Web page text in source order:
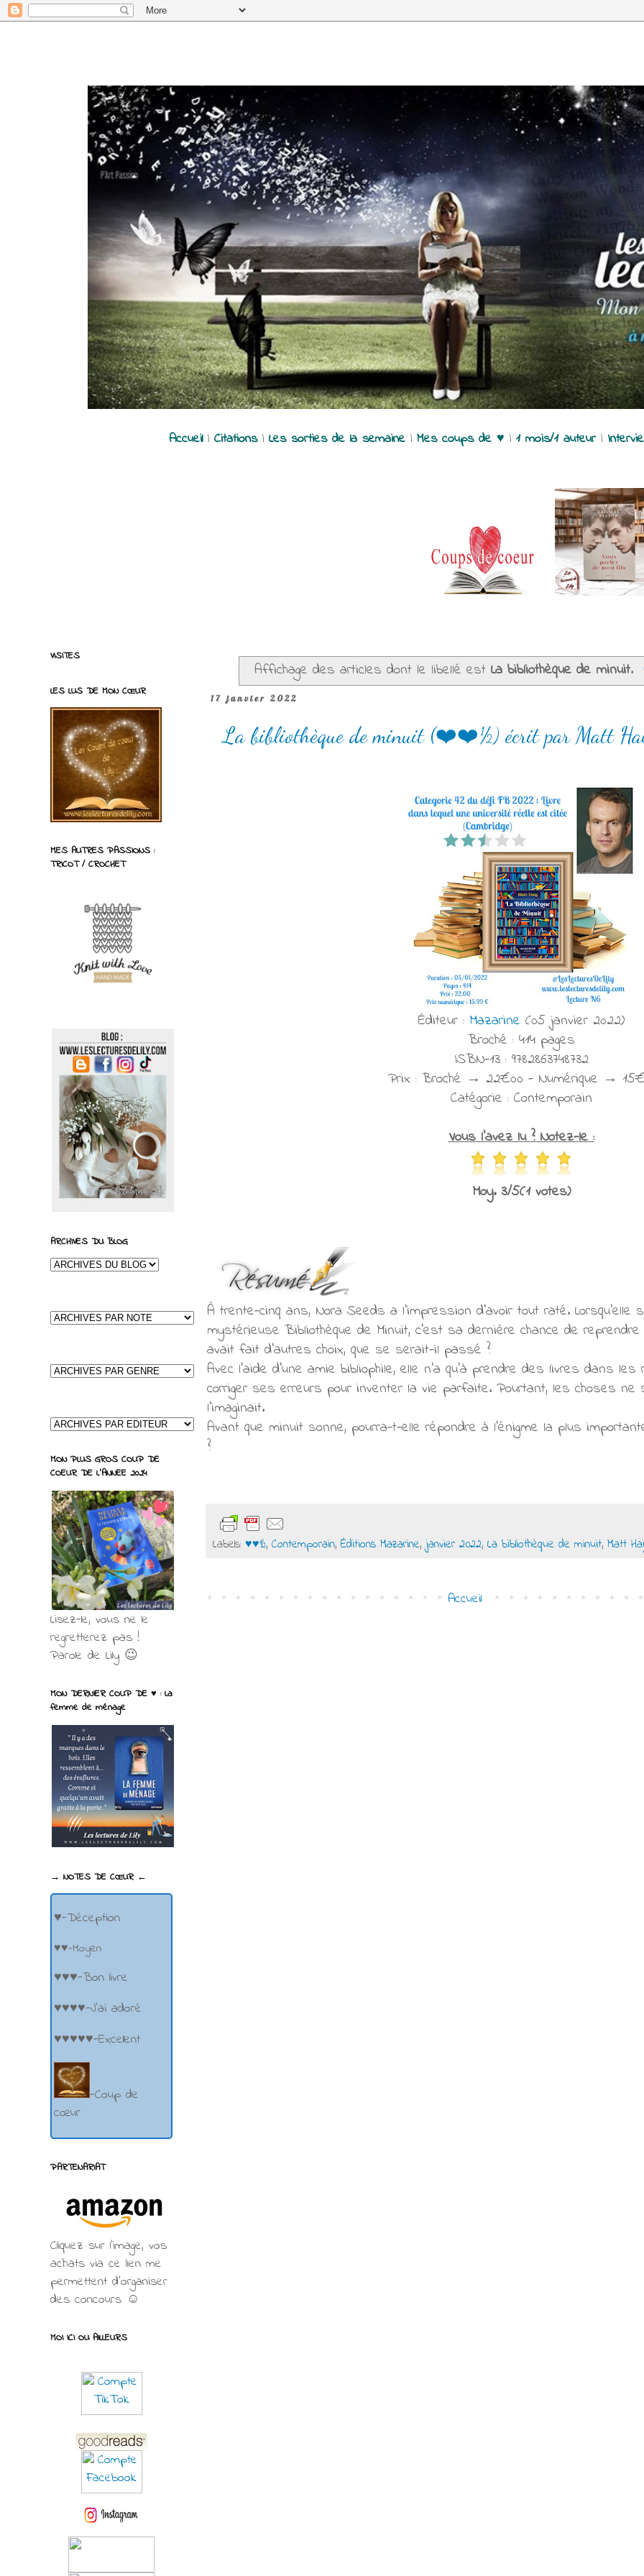
Accueil| Citations| Les sorties de la semaine| Mes coups de ♥ | 1 mois/1 auteur|
Affichage des articles dont le libellé est La bibliothèque de minuit.
17 janvier 2022
La bibliothèque de minuit (❤️❤️½) écrit par Matt
Éditeur : Mazarine (05 janvier 2022)
Broché : 414 pages
ISBN-13 : 9782863748732
Prix : Broché → 22€00 - Numérique →
Catégorie : Contemporain
Vous l'avez lu ? Notez-le :
Moy. 3/5(1 votes)
À trente-cinq ans, Nora Seeds a l'impression d'avoir tout raté. Lorsqu'elle
mystérieuse Bibliothèque de Minuit, c'est sa dernière chance de
avait fait d'autres choix, que se serait-il passé ?
Avec l'aide d'une amie bibliophile, elle n'a qu'à prendre des livres dans
corriger ses erreurs pour inventer la vie parfaite. Pourtant, les choses ne
l'imaginait.
Avant que minuit sonne, pourra-t-elle répondre à l'énigme la plus
?
Labels: ♥♥½, Contemporain, Éditions Mazarine,janvier 2022, La bibliothèque de minuit, Matt
Accueil
VISITES
LES LUS DE MON CŒUR
MES AUTRES PASSIONS :
TRICOT / CROCHET
ARCHIVES DU BLOG
MON PLUS GROS COUP DE
COEUR DE L'ANNEE 2024
Lisez-le, vous ne le
regretterez pas !
Parole de Lily 😉
MON DERNIER COUP DE ♥ : La
femme de ménage
→ NOTES DE CŒUR ←
♥-Déception
♥♥-Moyen
♥♥♥-Bon livre
♥♥♥♥-J'ai adoré
♥♥♥♥♥-Excellent
-Coup de
cœur
PARTENARIAT
Cliquez sur l'image, vos
achats via ce lien me
permettent d’organiser
des concours ☺
MOI ICI OU AILLEURS